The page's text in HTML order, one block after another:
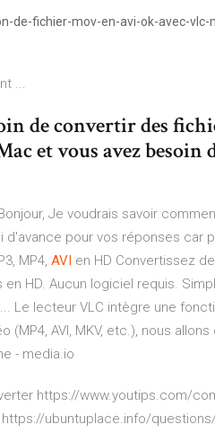
de-fichier-mov-en-avi-ok-avec-vlc-
...
de convertir des
et vous avez besoin
Je voudrais savoir
pour vos réponses car
MP4, AVI en HD Convertissez
HD. Aucun logiciel requis.
Le lecteur VLC intègre une
AVI, MKV, etc.), nous
- media.io
https://www.youtips.com/
ubuntuplace.info/